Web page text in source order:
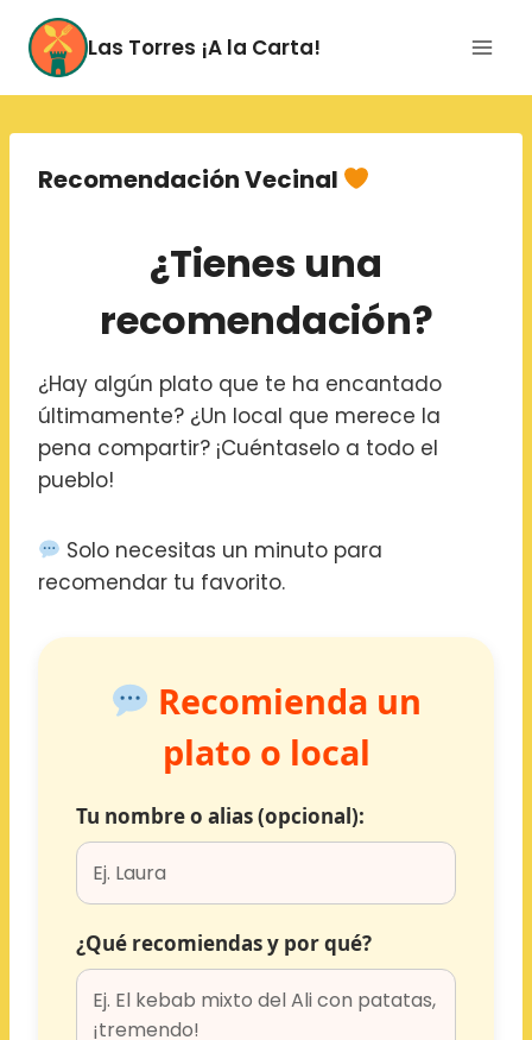
Saltar
contenido
Las Torres ¡A la Carta!
Recomendación Vecinal
¿Tienes una
recomendación?
¿Hay algún plato que te ha encantado
últimamente? ¿Un local que merece la
pena compartir? ¡Cuéntaselo a todo el
pueblo!
Solo necesitas un minuto para
recomendar tu favorito.
Recomienda un
plato o local
Tu nombre o alias (opcional):
¿Qué recomiendas y por qué?